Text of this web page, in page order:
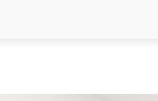
інтенсивних